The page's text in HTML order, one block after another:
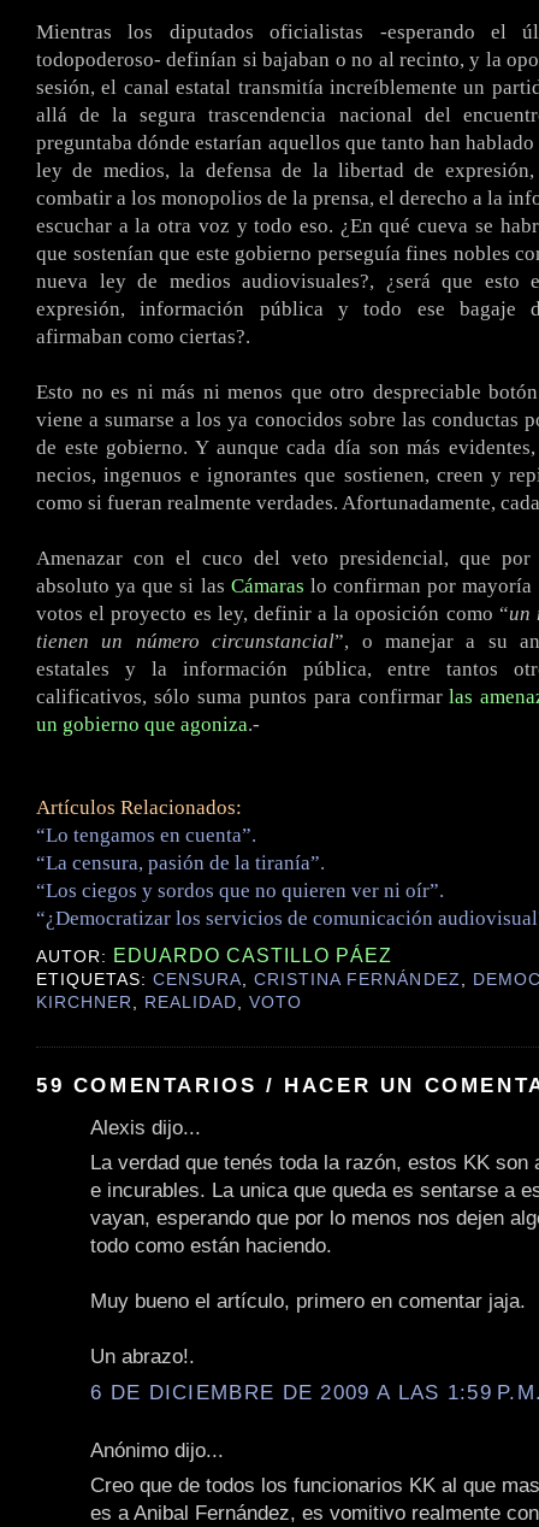
Mientras los diputados oficialistas -esperando el
todopoderoso- definían si bajaban o no al recinto, y la
sesión, el canal estatal transmitía increíblemente un
allá de la segura trascendencia nacional del
preguntaba dónde estarían aquellos que tanto han
ley de medios, la defensa de la libertad de
combatir a los monopolios de la prensa, el derecho a la
escuchar a la otra voz y todo eso. ¿En qué cueva se
que sostenían que este gobierno perseguía fines nobles
nueva ley de medios audiovisuales?, ¿será que esto
expresión, información pública y todo ese bagaje
afirmaban como ciertas?.
Esto no es ni más ni menos que otro despreciable
viene a sumarse a los ya conocidos sobre las conductas
de este gobierno. Y aunque cada día son más
necios, ingenuos e ignorantes que sostienen, creen y
como si fueran realmente verdades. Afortunadamente,
Amenazar con el cuco del veto presidencial, que
absoluto ya que si las Cámaras lo confirman por mayoría
votos el proyecto es ley, definir a la oposición como “un
tienen un número circunstancial”, o manejar a su
estatales y la información pública, entre tantos
calificativos, sólo suma puntos para confirmarlas
un gobierno que agoniza.-
Artículos Relacionados:
“Lo tengamos en cuenta”.
“La censura, pasión de la tiranía”.
“Los ciegos y sordos que no quieren ver ni oír”.
“¿Democratizar los servicios de comunicación
AUTOR: EDUARDO CASTILLO PÁEZ
ETIQUETAS:CENSURA,CRISTINA FERNÁNDEZ,
KIRCHNER, REALIDAD,VOTO
59 COMENTARIOS / HACER UN
Alexis dijo...
La verdad que tenés toda la razón, estos KK son
e incurables. La unica que queda es sentarse a
vayan, esperando que por lo menos nos dejen
todo como están haciendo.
Muy bueno el artículo, primero en comentar jaja.
Un abrazo!.
6 DE DICIEMBRE DE 2009 A LAS 1:59
Anónimo dijo...
Creo que de todos los funcionarios KK al que
es a Anibal Fernández, es vomitivo realmente